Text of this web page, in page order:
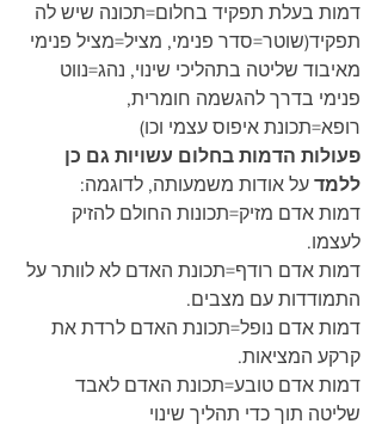
דמות בעלת תפקיד בחלום=תכונה שיש לה
תפקיד(שוטר=סדר פנימי, מציל=מציל פנימי
מאיבוד שליטה בתהליכי שינוי, נהג=נווט
פנימי בדרך להגשמה חומרית,
רופא=תכונת איפוס עצמי וכו)
פעולות הדמות בחלום עשויות גם כן
ללמד על אודות משמעותה, לדוגמה:
דמות אדם מזיק=תכונות החולם להזיק
לעצמו.
דמות אדם רודף=תכונת האדם לא לוותר על
התמודדות עם מצבים.
דמות אדם נופל=תכונת האדם לרדת את
קרקע המציאות.
דמות אדם טובע=תכונת האדם לאבד
שליטה תוך כדי תהליך שינוי